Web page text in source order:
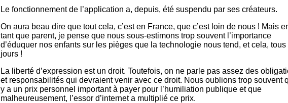
Le fonctionnement de l’application a, depuis, été suspendu par ses créateurs.
On aura beau dire que tout cela, c’est en France, que c’est loin de nous ! Mais
tant que parent, je pense que nous sous-estimons trop souvent l’importance
d’éduquer nos enfants sur les pièges que la technologie nous tend, et cela, tous
jours !
La liberté d’expression est un droit. Toutefois, on ne parle pas assez des
et responsabilités qui devraient venir avec ce droit. Nous oublions trop souvent
y a un prix personnel important à payer pour l’humiliation publique et que
malheureusement, l’essor d’internet a multiplié ce prix.